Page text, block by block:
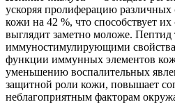
ускоряя пролиферацию различных
кожи на 42 %, что способствует
выглядит заметно моложе. Пептид
иммуностимулирующими
функции иммунных элементов
уменьшению воспалительных
защитной роли кожи, повышает
неблагоприятным факторам